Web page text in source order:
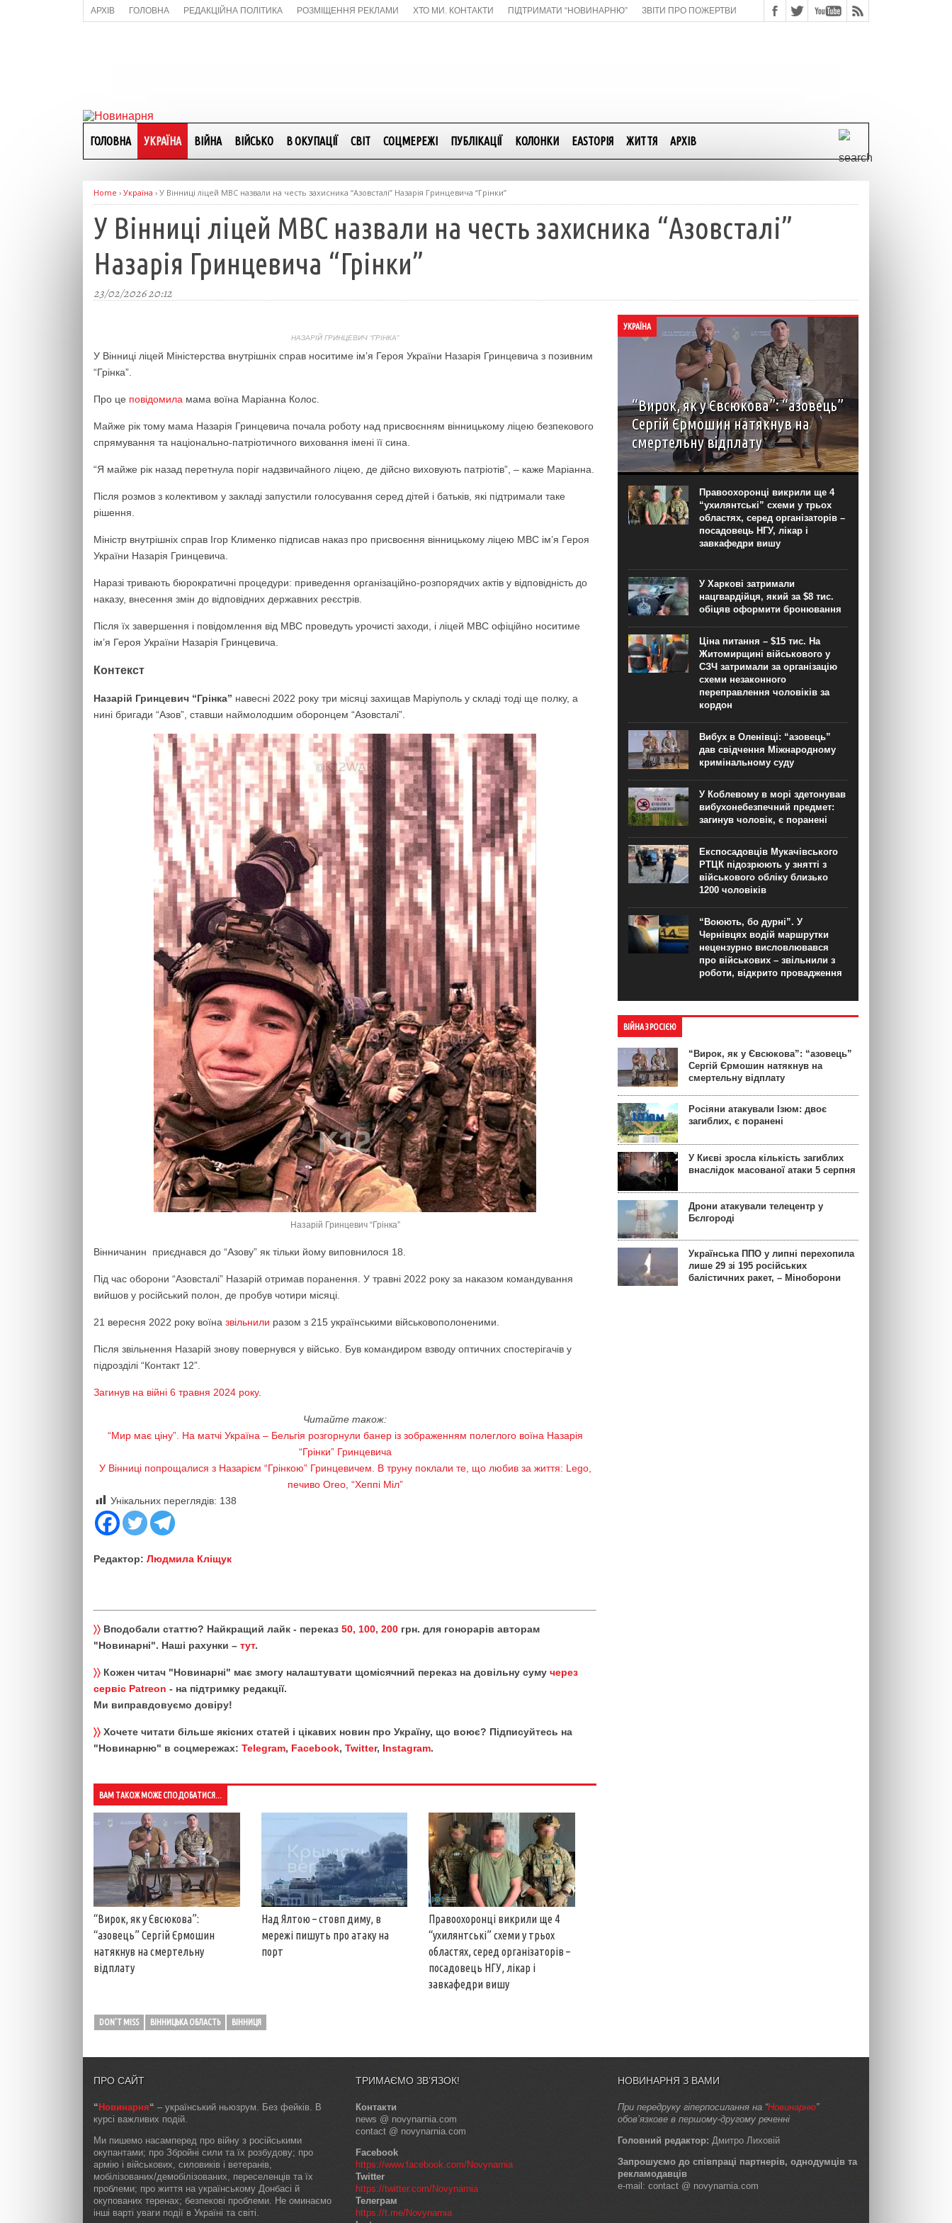
АРХІВ ГОЛОВНА РЕДАКЦІЙНА ПОЛІТИКА РОЗМІЩЕННЯ РЕКЛАМИ ХТО МИ. КОНТАКТИ ПІДТРИМАТИ “НОВИНАРНЮ” ЗВІТИ ПРО ПОЖЕРТВИ
ГОЛОВНА УКРАЇНА ВІЙНА ВІЙСЬКО В ОКУПАЦІЇ СВІТ СОЦМЕРЕЖІ ПУБЛІКАЦІЇ КОЛОНКИ EASTОРІЯ ЖИТТЯ АРХІВ
Home › Україна › У Вінниці ліцей МВС назвали на честь захисника “Азовсталі” Назарія Гринцевича “Грінки”
У Вінниці ліцей МВС назвали на честь захисника “Азовсталі”
Назарія Гринцевича “Грінки”
23/02/2026 20:12
НАЗАРІЙ ГРИНЦЕВИЧ “ГРІНКА”
У Вінниці ліцей Міністерства внутрішніх справ носитиме ім’я Героя України Назарія Гринцевича з позивним
“Грінка”.
Про це повідомила мама воїна Маріанна Колос.
Майже рік тому мама Назарія Гринцевича почала роботу над присвоєнням вінницькому ліцею безпекового
спрямування та національно-патріотичного виховання імені її сина.
“Я майже рік назад перетнула поріг надзвичайного ліцею, де дійсно виховують патріотів”, – каже Маріанна.
Після розмов з колективом у закладі запустили голосування серед дітей і батьків, які підтримали таке
рішення.
Міністр внутрішніх справ Ігор Клименко підписав наказ про присвоєння вінницькому ліцею МВС ім’я Героя
України Назарія Гринцевича.
Наразі тривають бюрократичні процедури: приведення організаційно-розпорядчих актів у відповідність до
наказу, внесення змін до відповідних державних реєстрів.
Після їх завершення і повідомлення від МВС проведуть урочисті заходи, і ліцей МВС офіційно носитиме
ім’я Героя України Назарія Гринцевича.
Контекст
Назарій Гринцевич “Грінка” навесні 2022 року три місяці захищав Маріуполь у складі тоді ще полку, а
нині бригади “Азов”, ставши наймолодшим оборонцем “Азовсталі”.
Назарій Гринцевич “Грінка”
Вінничанин приєднався до “Азову” як тільки йому виповнилося 18.
Під час оборони “Азовсталі” Назарій отримав поранення. У травні 2022 року за наказом командування
вийшов у російський полон, де пробув чотири місяці.
21 вересня 2022 року воїна звільнили разом з 215 українськими військовополоненими.
Після звільнення Назарій знову повернувся у військо. Був командиром взводу оптичних спостерігачів у
підрозділі “Контакт 12”.
Загинув на війні 6 травня 2024 року.
Читайте також:
“Мир має ціну”. На матчі Україна – Бельгія розгорнули банер із зображенням полеглого воїна Назарія
“Грінки” Гринцевича
У Вінниці попрощалися з Назарієм “Грінкою” Гринцевичем. В труну поклали те, що любив за життя: Lego,
печиво Oreo, “Хеппі Міл”
Унікальних переглядів: 138
Редактор: Людмила Кліщук
〉〉 Вподобали статтю? Найкращий лайк - переказ 50, 100, 200 грн. для гонорарів авторам
"Новинарні". Наші рахунки – тут.
〉〉 Кожен читач "Новинарні" має змогу налаштувати щомісячний переказ на довільну суму через
сервіс Patreon - на підтримку редакції.
Ми виправдовуємо довіру!
〉〉 Хочете читати більше якісних статей і цікавих новин про Україну, що воює? Підписуйтесь на
"Новинарню" в соцмережах: Telegram, Facebook, Twitter, Instagram.
ВАМ ТАКОЖ МОЖЕ СПОДОБАТИСЯ...
“Вирок, як у Євсюкова”:
“азовець” Сергій Єрмошин
натякнув на смертельну
відплату
Над Ялтою – стовп диму, в
мережі пишуть про атаку на
порт
Правоохоронці викрили ще 4
“ухилянтські” схеми у трьох
областях, серед організаторів –
посадовець НГУ, лікар і
завкафедри вишу
DON'T MISS ВІННИЦЬКА ОБЛАСТЬ ВІННИЦЯ
УКРАЇНА
“Вирок, як у Євсюкова”: “азовець”
Сергій Єрмошин натякнув на
смертельну відплату
Капітан Сергій Єрмошин (“Єрмалай”), колишній
військовополонений, а нині – заступник
командира бригади з тилу, начальник тилу 12-ї
бригади спеціального призначення НГУ “Азов”,
вважає, що усіх росіян, дотичних до репресій...
Правоохоронці викрили ще 4
“ухилянтські” схеми у трьох
областях, серед організаторів –
посадовець НГУ, лікар і
завкафедри вишу
У Харкові затримали
нацгвардійця, який за $8 тис.
обіцяв оформити бронювання
Ціна питання – $15 тис. На
Житомирщині військового у
СЗЧ затримали за організацію
схеми незаконного
переправлення чоловіків за
кордон
Вибух в Оленівці: “азовець”
дав свідчення Міжнародному
кримінальному суду
У Коблевому в морі здетонував
вибухонебезпечний предмет:
загинув чоловік, є поранені
Експосадовців Мукачівського
РТЦК підозрюють у знятті з
військового обліку близько
1200 чоловіків
“Воюють, бо дурні”. У
Чернівцях водій маршрутки
нецензурно висловлювався
про військових – звільнили з
роботи, відкрито провадження
ВІЙНА З РОСІЄЮ
“Вирок, як у Євсюкова”: “азовець”
Сергій Єрмошин натякнув на
смертельну відплату
Росіяни атакували Ізюм: двоє
загиблих, є поранені
У Києві зросла кількість загиблих
внаслідок масованої атаки 5 серпня
Дрони атакували телецентр у
Бєлгороді
Українська ППО у липні перехопила
лише 29 зі 195 російських
балістичних ракет, – Міноборони
ПРО САЙТ
“ Новинарня“ – український ньюзрум. Без фейків. В
курсі важливих подій.
Ми пишемо насамперед про війну з російськими
окупантами; про Збройні сили та їх розбудову; про
армію і військових, силовиків і ветеранів,
мобілізованих/демобілізованих, переселенців та їх
проблеми; про життя на українському Донбасі й
окупованих теренах; безпекові проблеми. Не оминаємо
інші варті уваги події в Україні та світі.
ТРИМАЄМО ЗВ’ЯЗОК!
Контакти
news @ novynarnia.com
contact @ novynarnia.com
Facebook
https://www.facebook.com/Novynarnia
Twitter
https://twitter.com/Novynarnia
Телеграм
https://t.me/Novynarnia
НОВИНАРНЯ З ВАМИ
При передруку гіперпосилання на “Новинарню”
обов’язкове в першому-другому реченні
Головний редактор: Дмитро Лиховій
Запрошуємо до співпраці партнерів, однодумців та
рекламодавців
e-mail: contact @ novynarnia.com